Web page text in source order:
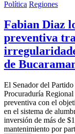
Política Regiones
Fabian Diaz
preventiva
de
El Senador del
Procuraduría
preventiva con el
en el sistema de
inversión de más de
mantenimiento por